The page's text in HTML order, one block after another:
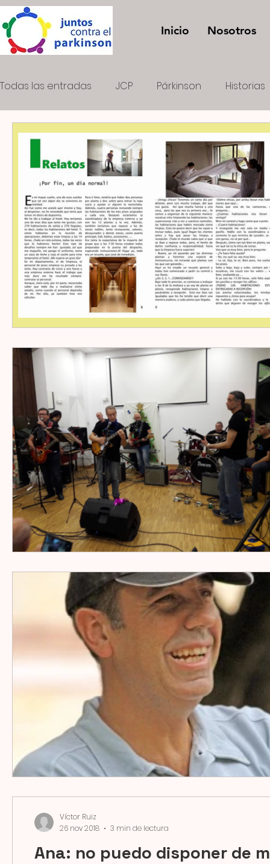
Inicio Nosotros
Todas las entradas JCP Párkinson Historias
Onda PK El rayo verde FOMENTO DEL
Concurso de fotografía
Ana: no puedo disponer de
Víctor Ruiz
26 nov 2018
3 min de lectura